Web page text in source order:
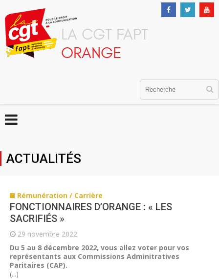
LA CGT FAPT
ORANGE
ACTUALITÉS
Rémunération / Carrière
FONCTIONNAIRES D’ORANGE : « LES
SACRIFIÉS »
29 novembre 2022
Du 5 au 8 décembre 2022, vous allez voter pour vos
représentants aux Commissions Adminitratives
Paritaires (CAP).
(...)